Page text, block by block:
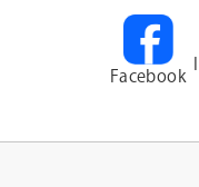
Facebook